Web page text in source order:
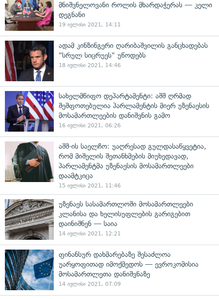
მნიშვნელოვანი როლის მხარდაჭერას — კელი
დეგნანი
19 ივლისი 2021, 14:11
ადამ კინზინგერი ღარიბაშვილის განცხადებას
"სრულ სიცრუეს" უწოდებს
18 ივლისი 2021, 14:46
სახელმწიფო დეპარტამენტი: აშშ ღრმად
შეშფოთებულია პარლამენტის მიერ უზენაესის
მოსამართლეების დანიშვნის გამო
16 ივლისი 2021, 06:26
აშშ-ის საელჩო: უაღრესად გულდასაწყვეტია,
რომ მიშელის შეთანხმების მიუხედავად,
პარლამენტმა უზენაესის მოსამართლეები
დაამტკიცა
15 ივლისი 2021, 11:46
უზენაეს სასამართლოში მოსამართლეები
კლანისა და ხელისუფლების გარიგებით
დაინიშნენ — საია
14 ივლისი 2021, 12:21
ფინანსურ დახმარებაზე შესაძლოა
უარყოფითად იმოქმედოს — ევროკომისია
მოსამართლეთა დანიშვნაზე
14 ივლისი 2021, 07:09